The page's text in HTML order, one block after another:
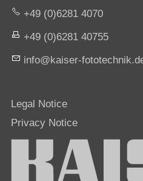
+49 (0)6281 4070
+49 (0)6281 40755
nf
k s r-f t t chn k d
Legal Notice
Privacy Notice